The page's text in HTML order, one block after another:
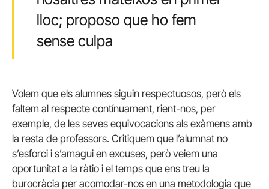
lloc; proposo que ho fem
sense culpa
Volem que els alumnes siguin respectuosos, però els
faltem al respecte contínuament, rient-nos, per
exemple, de les seves equivocacions als exàmens amb
la resta de professors. Critiquem que l’alumnat no
s’esforci i s’amagui en excuses, però veiem una
oportunitat a la ràtio i el temps que ens treu la
burocràcia per acomodar-nos en una metodologia que